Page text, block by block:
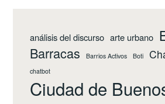
análisis del discurso arte urbano
Barracas Barrios Activos Boti
chatbot
Ciudad de